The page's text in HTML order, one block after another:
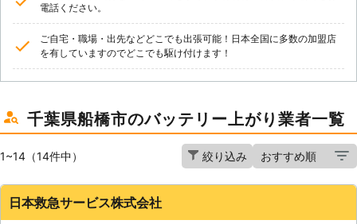
電話ください。
ご自宅・職場・出先などどこでも出張可能！日本全国に多数の加盟店
を有していますのでどこでも駆け付けます！
千葉県船橋市のバッテリー上がり業者一覧
1~14（14件中） 絞り込み
日本救急サービス株式会社